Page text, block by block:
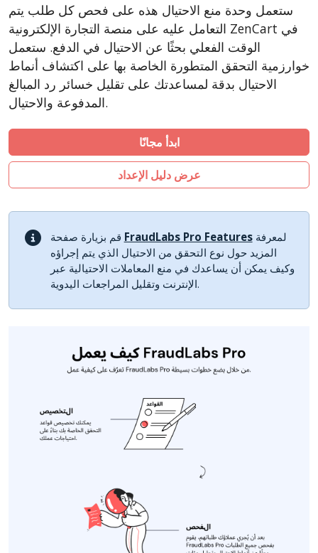
CubeCart
LiteCart
PinnacleCart
FoxyCart
Easy Digital Downloads
Ecwid by Lightspeed
Shopware
Sylius
ستعمل وحدة منع الاحتيال هذه على فحص كل طلب يتم
التعامل عليه على منصة التجارة الإلكترونية ZenCart في
الوقت الفعلي بحثًا عن الاحتيال في الدفع. ستعمل
خوارزمية التحقق المتطورة الخاصة بها على اكتشاف أنماط
الاحتيال بدقة لمساعدتك على تقليل خسائر رد المبالغ
المدفوعة والاحتيال.
ابدأ مجانًا
عرض دليل الإعداد
FraudLabs Pro Featuresلمعرفة
المزيد حول نوع التحقق من الاحتيال الذي يتم إجراؤه
وكيف يمكن أن يساعدك في منع المعاملات الاحتيالية عبر
الإنترنت وتقليل المراجعات اليدوية.